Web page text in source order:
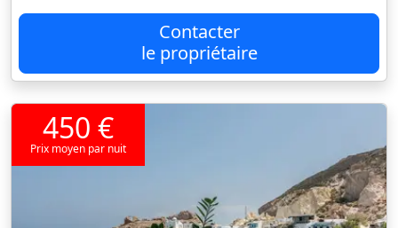
Contacter
le propriétaire
450 €
Prix moyen par nuit